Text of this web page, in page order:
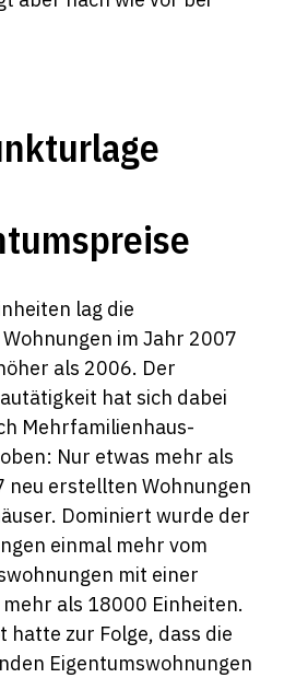
lag die
im Jahr 2007
als 2006. Der
hat sich dabei
Mehrfamilienhaus-
Nur etwas mehr als
neu erstellten Wohnungen
Dominiert wurde der
einmal mehr vom
mit einer
als 18000 Einheiten.
hatte zur Folge, dass die
Eigentumswohnungen